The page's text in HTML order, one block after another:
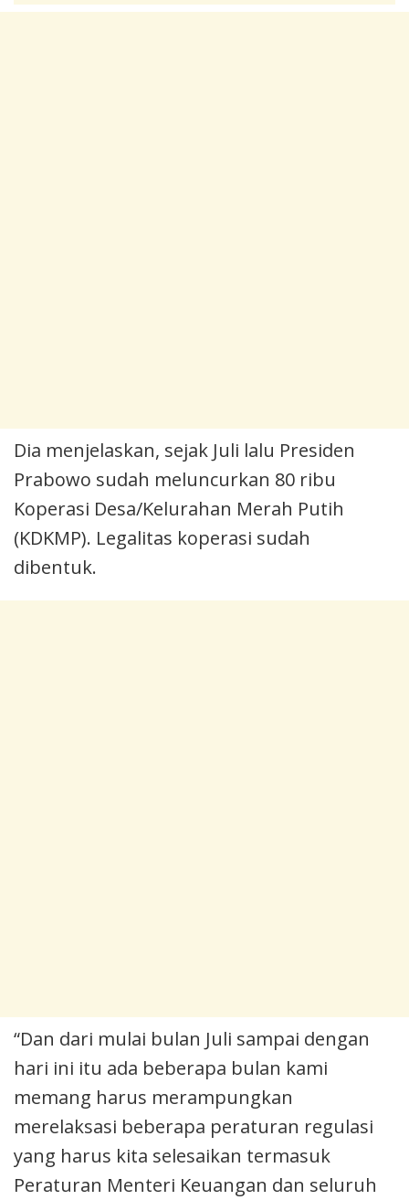
Dia menjelaskan, sejak Juli lalu Presiden
Prabowo sudah meluncurkan 80 ribu
Koperasi Desa/Kelurahan Merah Putih
(KDKMP). Legalitas koperasi sudah
dibentuk.
“Dan dari mulai bulan Juli sampai dengan
hari ini itu ada beberapa bulan kami
memang harus merampungkan
merelaksasi beberapa peraturan regulasi
yang harus kita selesaikan termasuk
Peraturan Menteri Keuangan dan seluruh